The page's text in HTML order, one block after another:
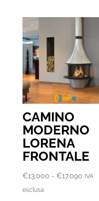
CAMINO
MODERNO
LORENA
FRONTALE
€13.000 - €17.090Fascia
IVA
esclusa